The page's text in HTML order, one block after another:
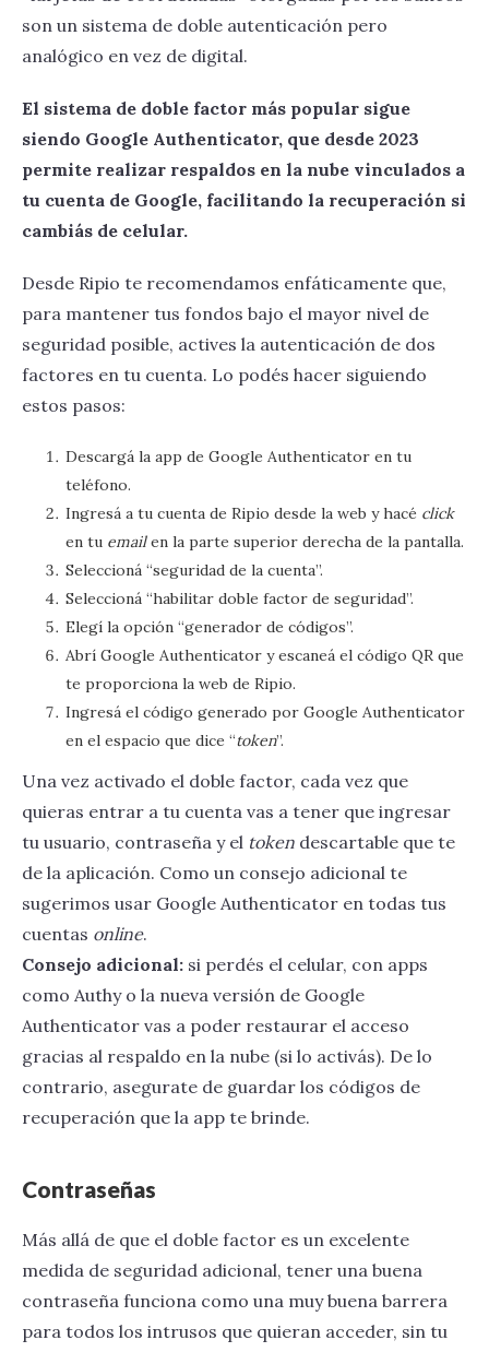
son un sistema de doble autenticación pero
analógico en vez de digital.
El sistema de doble factor más popular sigue
siendo Google Authenticator, que desde 2023
permite realizar respaldos en la nube vinculados a
tu cuenta de Google, facilitando la recuperación si
cambiás de celular.
Desde Ripio te recomendamos enfáticamente que,
para mantener tus fondos bajo el mayor nivel de
seguridad posible, actives la autenticación de dos
factores en tu cuenta. Lo podés hacer siguiendo
estos pasos:
Descargá la app de Google Authenticator en tu
teléfono.
Ingresá a tu cuenta de Ripio desde la web y hacé click
en tu emailen la parte superior derecha de la pantalla.
Seleccioná “seguridad de la cuenta”.
Seleccioná “habilitar doble factor de seguridad”.
Elegí la opción “generador de códigos”.
Abrí Google Authenticator y escaneá el código QR que
te proporciona la web de Ripio.
Ingresá el código generado por Google Authenticator
en el espacio que dice “token”.
Una vez activado el doble factor, cada vez que
quieras entrar a tu cuenta vas a tener que ingresar
tu usuario, contraseña y el token descartable que te
de la aplicación. Como un consejo adicional te
sugerimos usar Google Authenticator en todas tus
cuentas online.
Consejo adicional: si perdés el celular, con apps
como Authy o la nueva versión de Google
Authenticator vas a poder restaurar el acceso
gracias al respaldo en la nube (si lo activás). De lo
contrario, asegurate de guardar los códigos de
recuperación que la app te brinde.
Contraseñas
Más allá de que el doble factor es un excelente
medida de seguridad adicional, tener una buena
contraseña funciona como una muy buena barrera
para todos los intrusos que quieran acceder, sin tu